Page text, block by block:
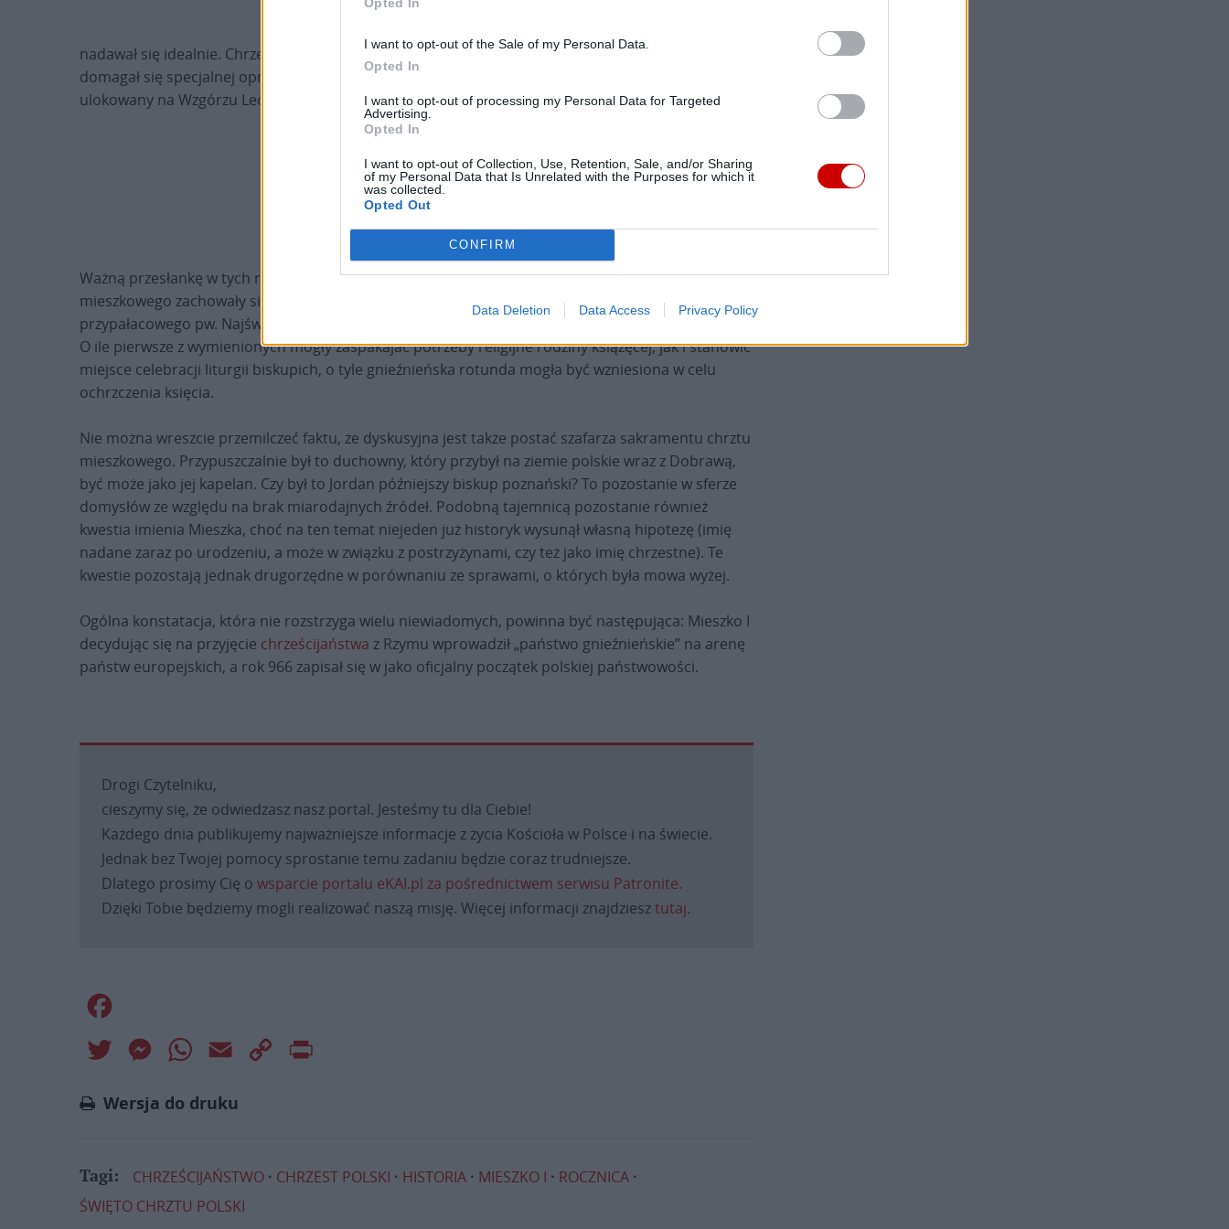
I want to opt-out of the Sale of my Personal Data.
Opted In
I want to opt-out of processing my Personal Data for Targeted
Advertising.
Opted In
I want to opt-out of Collection, Use, Retention, Sale, and/or Sharing
of my Personal Data that Is Unrelated with the Purposes for which it
was collected.
Opted Out
CONFIRM
Data Deletion Data Access Privacy Policy
oficjalnie i definitywnie – z dotychczasowymi
nadawał się idealnie. Chrzest, który wprowadzał młode państwo Polan na arenę ogólnoeuropejską
domagał się specjalnej oprawy, której mógł dostarczyć potężny i wyeksponowany ośrodek
ulokowany na Wzgórzu Lecha.
Ważną przesłankę w tych rozważaniach stanowi fakt, o którym trzeba pamiętać, iż z okresu
mieszkowego zachowały się m.in. relikty murowanych świątyń: poznańskiego kościoła
przypałacowego pw. Najświętszej Marii Panny, relikty tamtejszej katedry oraz rotunda w Gnieźnie.
O ile pierwsze z wymienionych mogły zaspakajać potrzeby religijne rodziny książęcej, jak i stanowić
miejsce celebracji liturgii biskupich, o tyle gnieźnieńska rotunda mogła być wzniesiona w celu
ochrzczenia księcia.
Nie można wreszcie przemilczeć faktu, że dyskusyjna jest także postać szafarza sakramentu chrztu
mieszkowego. Przypuszczalnie był to duchowny, który przybył na ziemie polskie wraz z Dobrawą,
być może jako jej kapelan. Czy był to Jordan późniejszy biskup poznański? To pozostanie w sferze
domysłów ze względu na brak miarodajnych źródeł. Podobną tajemnicą pozostanie również
kwestia imienia Mieszka, choć na ten temat niejeden już historyk wysunął własną hipotezę (imię
nadane zaraz po urodzeniu, a może w związku z postrzyżynami, czy też jako imię chrzestne). Te
kwestie pozostają jednak drugorzędne w porównaniu ze sprawami, o których była mowa wyżej.
Ogólna konstatacja, która nie rozstrzyga wielu niewiadomych, powinna być następująca: Mieszko I
decydując się na przyjęcie chrześcijaństwa z Rzymu wprowadził „państwo gnieźnieńskie” na arenę
państw europejskich, a rok 966 zapisał się w jako oficjalny początek polskiej państwowości.
Drogi Czytelniku,
cieszymy się, że odwiedzasz nasz portal. Jesteśmy tu dla Ciebie!
Każdego dnia publikujemy najważniejsze informacje z życia Kościoła w Polsce i na świecie.
Jednak bez Twojej pomocy sprostanie temu zadaniu będzie coraz trudniejsze.
Dlatego prosimy Cię o wsparcie portalu eKAI.pl za pośrednictwem serwisu Patronite.
Dzięki Tobie będziemy mogli realizować naszą misję. Więcej informacji znajdziesztutaj.
Twitter MessengerWhatsApp
Email
Copy
Wersja do druku
Tagi: CHRZEŚCIJAŃSTWO CHRZEST POLSKI HISTORIA MIESZKO I
ROCZNICA
ŚWIĘTO CHRZTU POLSKI